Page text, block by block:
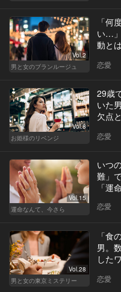
Vol.2
男と女のブランルージュ
「何
い…
動とは
恋愛
Vol.8
お姫様のリベンジ
29歳
いた
欠点
恋愛
Vol.15
運命なんて、今さら
いつ
難」
「運
恋愛
Vol.28
男と女の東京ミステリー
「食
男。
した
恋愛